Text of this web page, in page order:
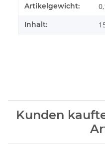
Produkteigenschaft
Wert
Artikelgewicht:
Inhalt:
Kunden